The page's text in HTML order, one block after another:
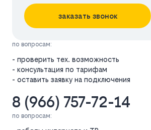
заказать звонок
по вопросам:
- проверить тех. возможность
- консультация по тарифам
- оставить заявку на подключения
8 (966) 757-72-14
по вопросам: